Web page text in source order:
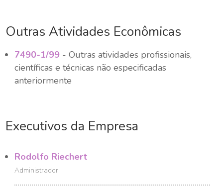
Outras Atividades Econômicas
7490-1/99 - Outras atividades profissionais,
científicas e técnicas não especificadas
anteriormente
Executivos da Empresa
Rodolfo Riechert
Administrador